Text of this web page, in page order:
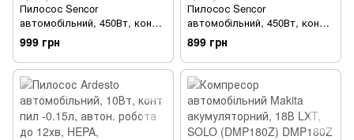
Пилосос Sencor
автомобільний, 450Вт, конт
пил -0,5л, автон. робота до
15хв, вага-1,5кг, білий
(SVC190W)
999 грн
Пилосос Sencor
автомобільний, 450Вт, конт
пил -0,5л, автон. робота до
15хв, вага-1,5кг, чорний
(SVC190B)
899 грн